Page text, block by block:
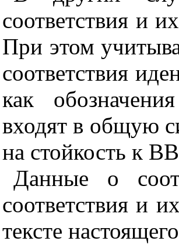
соответствия и
При этом
соответствия
как
входят в общую
на стойкость к
Данные о
соответствия и
тексте